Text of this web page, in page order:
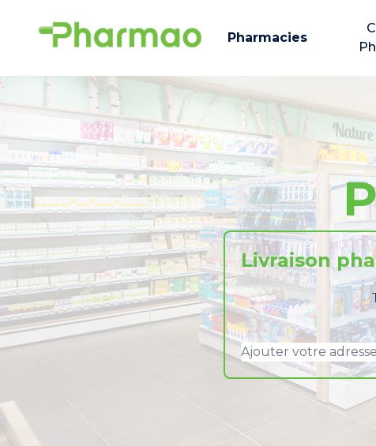
Pharmacies
Livraison